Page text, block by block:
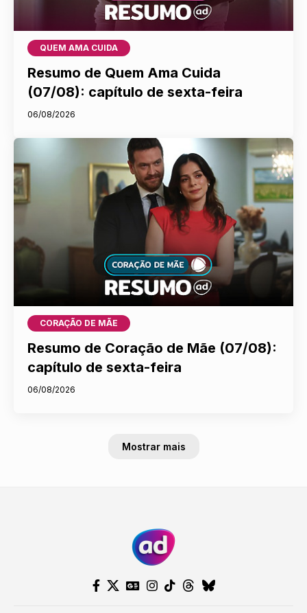
QUEM AMA CUIDA
Resumo de Quem Ama Cuida
(07/08): capítulo de sexta-feira
06/08/2026
CORAÇÃO DE MÃE
Resumo de Coração de Mãe (07/08):
capítulo de sexta-feira
06/08/2026
Mostrar mais